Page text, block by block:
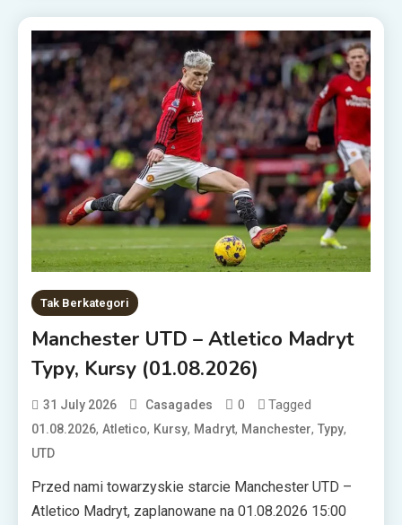
Tak Berkategori
Manchester UTD – Atletico Madryt
Typy, Kursy (01.08.2026)
31 July 2026 Casagades 0 Tagged
01.08.2026,Atletico, Kursy, Madryt, Manchester,Typy,
UTD
Przed nami towarzyskie starcie Manchester UTD –
Atletico Madryt, zaplanowane na 01.08.2026 15:00